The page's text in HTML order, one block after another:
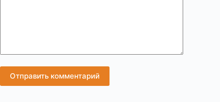
Отправить комментарий